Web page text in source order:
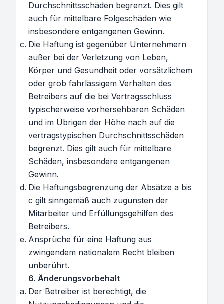
Durchschnittsschäden begrenzt. Dies gilt
auch für mittelbare Folgeschäden wie
insbesondere entgangenen Gewinn.
Die Haftung ist gegenüber Unternehmern
außer bei der Verletzung von Leben,
Körper und Gesundheit oder vorsätzlichem
oder grob fahrlässigem Verhalten des
Betreibers auf die bei Vertragsschluss
typischerweise vorhersehbaren Schäden
und im Übrigen der Höhe nach auf die
vertragstypischen Durchschnittsschäden
begrenzt. Dies gilt auch für mittelbare
Schäden, insbesondere entgangenen
Gewinn.
Die Haftungsbegrenzung der Absätze a bis
c gilt sinngemäß auch zugunsten der
Mitarbeiter und Erfüllungsgehilfen des
Betreibers.
Ansprüche für eine Haftung aus
zwingendem nationalem Recht bleiben
unberührt.
6. Änderungsvorbehalt
Der Betreiber ist berechtigt, die